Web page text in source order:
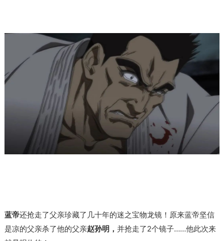
蓝帝还抢走了父亲珍藏了几十年的迷之宝物龙镜！原来蓝帝坚信
是凉的父亲杀了他的父亲赵孙明， 并抢走了2个镜子……他此次来